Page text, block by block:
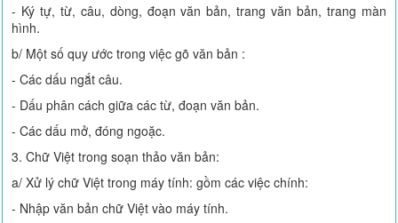
- Ký tự, từ, câu, dòng, đoạn văn bản, trang văn bản, trang màn
hình.
b/ Một số quy ước trong việc gõ văn bản :
- Các dấu ngắt câu.
- Dấu phân cách giữa các từ, đoạn văn bản.
- Các dấu mở, đóng ngoặc.
3. Chữ Việt trong soạn thảo văn bản:
a/ Xử lý chữ Việt trong máy tính: gồm các việc chính:
- Nhập văn bản chữ Việt vào máy tính.